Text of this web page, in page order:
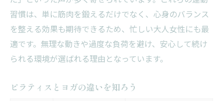
習慣は、単に筋肉を鍛えるだけでなく、心身のバランス
を整える効果も期待できるため、忙しい大人女性にも最
適です。無理な動きや過度な負荷を避け、安心して続け
られる環境が選ばれる理由となっています。
ピラティスとヨガの違いを知ろう